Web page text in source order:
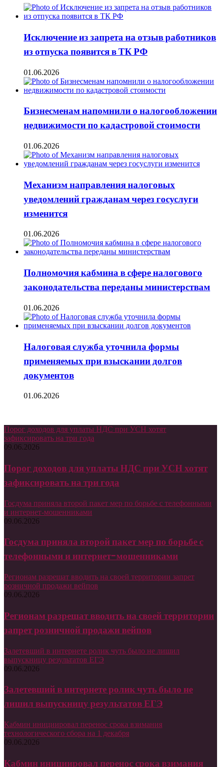
Исключение из запрета на отзыв работников
из отпуска появится в ТК РФ
01.06.2026
Бизнесменам напомнили о налогообложении
недвижимости по кадастровой стоимости
01.06.2026
Механизм направления налоговых
уведомлений гражданам через госуслуги
изменится
01.06.2026
Полномочия кабмина в сфере налогового
законодательства переданы министерствам
01.06.2026
Налоговая служба уточнила формы
применяемых при взыскании долгов
документов
01.06.2026
Порог доходов для уплаты НДС при УСН хотят
зафиксировать на три года
09.06.2026
Порог доходов для уплаты НДС при УСН хотят
зафиксировать на три года
Госдума приняла второй пакет мер по борьбе с телефонными
и интернет-мошенниками
09.06.2026
Госдума приняла второй пакет мер по борьбе с
телефонными и интернет-мошенниками
Регионам разрешат вводить на своей территории запрет
розничной продажи вейпов
09.06.2026
Регионам разрешат вводить на своей территории
запрет розничной продажи вейпов
Залетевший в интернете ролик чуть было не лишил
выпускницу результатов ЕГЭ
09.06.2026
Залетевший в интернете ролик чуть было не
лишил выпускницу результатов ЕГЭ
Кабмин инициировал перенос срока взимания
технологического сбора на 1 декабря
09.06.2026
Кабмин инициировал перенос срока взимания